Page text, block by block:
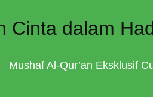
Cinta dalam
Mushaf Al-Qur’an Eksklusif